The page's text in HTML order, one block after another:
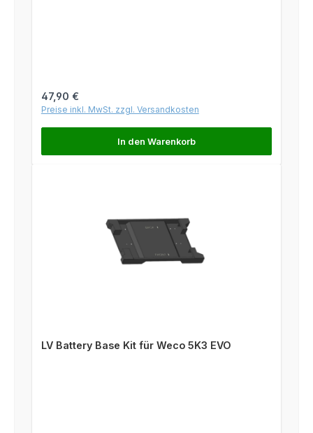
Regulärer Preis:
47,90 €
Preise inkl. MwSt. zzgl. Versandkosten
In den Warenkorb
LV Battery Base Kit für Weco 5K3 EVO